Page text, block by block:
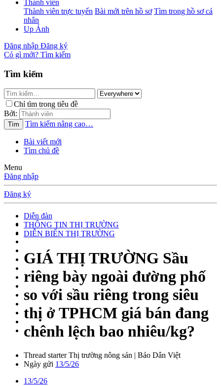
Thành viên
Thành viên trực tuyến Bài mới trên hồ sơ Tìm trong hồ sơ cá
nhân
Up Ảnh
Đăng nhập Đăng ký
Có gì mới? Tìm kiếm
Tìm kiếm
Chỉ tìm trong tiêu đề
Bởi:
Tìm Tìm kiếm nâng cao…
Bài viết mới
Tìm chủ đề
Menu
Đăng nhập
Đăng ký
Diễn đàn
THÔNG TIN THỊ TRƯỜNG
DIỄN BIẾN THỊ TRƯỜNG
GIÁ THỊ TRƯỜNG Sầu
riêng bày ngoài đường phố
so với sầu riêng trong siêu
thị ở TPHCM giá bán đang
chênh lệch bao nhiêu/kg?
Thread starter Thị trường nông sản | Báo Dân Việt
Ngày gửi 13/5/26
13/5/26